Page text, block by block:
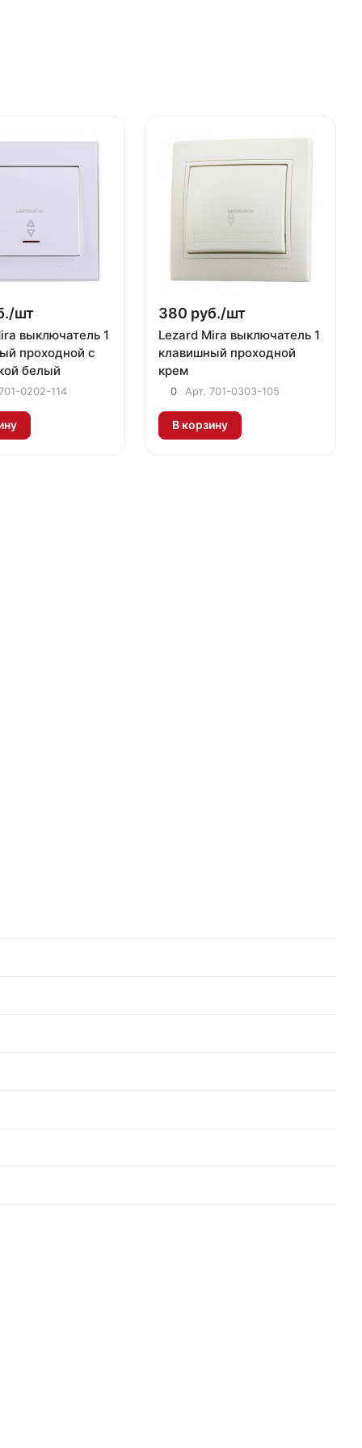
шт
выключатель 1
проходной с
белый
701-0202-114
380 руб./шт
Lezard Mira выключатель 1
клавишный проходной
крем
0 Арт. 701-0303-105
В корзину